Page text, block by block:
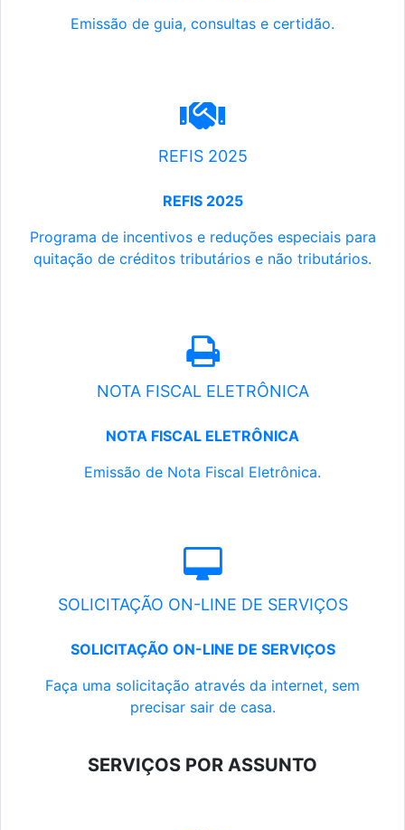
Emissão de guia, consultas e certidão.
REFIS 2025
REFIS 2025
Programa de incentivos e reduções especiais para
quitação de créditos tributários e não tributários.
NOTA FISCAL ELETRÔNICA
NOTA FISCAL ELETRÔNICA
Emissão de Nota Fiscal Eletrônica.
SOLICITAÇÃO ON-LINE DE SERVIÇOS
SOLICITAÇÃO ON-LINE DE SERVIÇOS
Faça uma solicitação através da internet, sem
precisar sair de casa.
SERVIÇOS POR ASSUNTO